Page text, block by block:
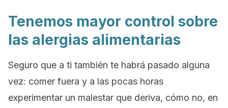
Tenemos mayor control sobre
las alergias alimentarias
Seguro que a ti también te habrá pasado alguna
vez: comer fuera y a las pocas horas
experimentar un malestar que deriva, cómo no, en